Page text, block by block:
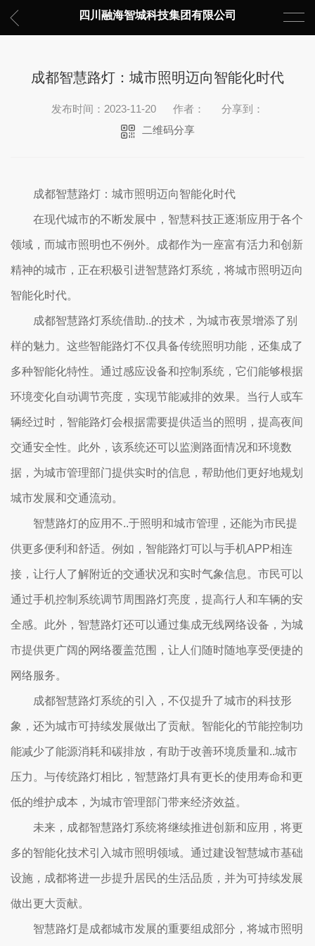
四川融海智城科技集团有限公司
成都智慧路灯：城市照明迈向智能化时代
发布时间：2023-11-20 作者：
分享到：
二维码分享
成都智慧路灯：城市照明迈向智能化时代
在现代城市的不断发展中，智慧科技正逐渐应用于各个
领域，而城市照明也不例外。成都作为一座富有活力和创新
精神的城市，正在积极引进智慧路灯系统，将城市照明迈向
智能化时代。
成都智慧路灯系统借助..的技术，为城市夜景增添了别
样的魅力。这些智能路灯不仅具备传统照明功能，还集成了
多种智能化特性。通过感应设备和控制系统，它们能够根据
环境变化自动调节亮度，实现节能减排的效果。当行人或车
辆经过时，智能路灯会根据需要提供适当的照明，提高夜间
交通安全性。此外，该系统还可以监测路面情况和环境数
据，为城市管理部门提供实时的信息，帮助他们更好地规划
城市发展和交通流动。
智慧路灯的应用不..于照明和城市管理，还能为市民提
供更多便利和舒适。例如，智能路灯可以与手机APP相连
接，让行人了解附近的交通状况和实时气象信息。市民可以
通过手机控制系统调节周围路灯亮度，提高行人和车辆的安
全感。此外，智慧路灯还可以通过集成无线网络设备，为城
市提供更广阔的网络覆盖范围，让人们随时随地享受便捷的
网络服务。
成都智慧路灯系统的引入，不仅提升了城市的科技形
象，还为城市可持续发展做出了贡献。智能化的节能控制功
能减少了能源消耗和碳排放，有助于改善环境质量和..城市
压力。与传统路灯相比，智慧路灯具有更长的使用寿命和更
低的维护成本，为城市管理部门带来经济效益。
未来，成都智慧路灯系统将继续推进创新和应用，将更
多的智能化技术引入城市照明领域。通过建设智慧城市基础
设施，成都将进一步提升居民的生活品质，并为可持续发展
做出更大贡献。
智慧路灯是成都城市发展的重要组成部分，将城市照明